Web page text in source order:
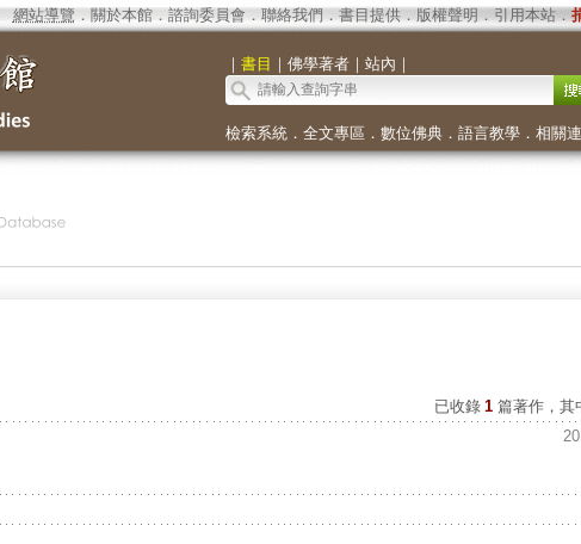
網站導覽 ． 關於本館． 諮詢委員會． 聯絡我們 ． 書目提供． 版權聲明 ． 引用本站．
｜ 書目 ｜ 佛學著者｜ 站內 ｜
檢索系統． 全文專區 ． 數位佛典． 語言教學． 相關
已收錄 1 篇著作，其